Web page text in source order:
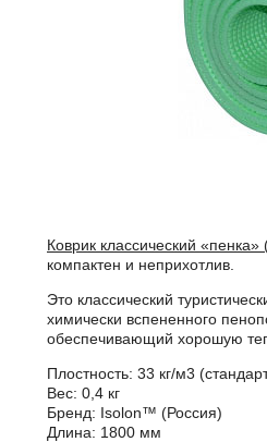
Коврик классический «пенка»
компактен и неприхотлив.
Это классический
химически вспененного
обеспечивающий хорошую
Плостность: 33 кг/м3
Вес: 0,4 кг
Бренд: Isolon™ (Россия)
Длина: 1800 мм